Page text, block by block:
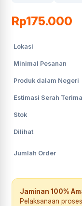
Rp175.000
Lokasi
Minimal Pesanan
Produk dalam Negeri
Estimasi Serah Terima
Stok
Dilihat
Jumlah Order
Jaminan 100%
Pelaksanaan